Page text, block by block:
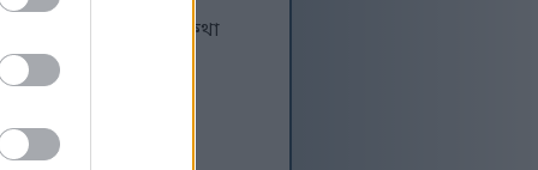
অসাধারণ হওয়ার কথা